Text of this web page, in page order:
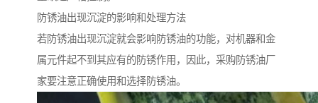
防锈油出现沉淀的影响和处理方法
若防锈油出现沉淀就会影响防锈油的功能，对机器和金
属元件起不到其应有的防锈作用，因此，采购防锈油厂
家要注意正确使用和选择防锈油。